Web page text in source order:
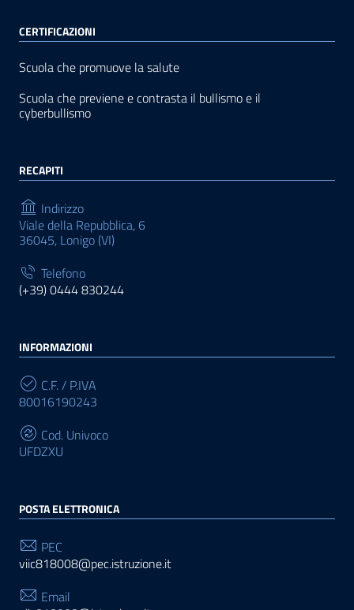
CERTIFICAZIONI
Scuola che promuove la salute
Scuola che previene e contrasta il bullismo e il
cyberbullismo
RECAPITI
Indirizzo
Viale della Repubblica, 6
36045, Lonigo (VI)
Telefono
(+39) 0444 830244
INFORMAZIONI
C.F. / P.IVA
80016190243
Cod. Univoco
UFDZXU
POSTA ELETTRONICA
PEC
viic818008@pec.istruzione.it
Email